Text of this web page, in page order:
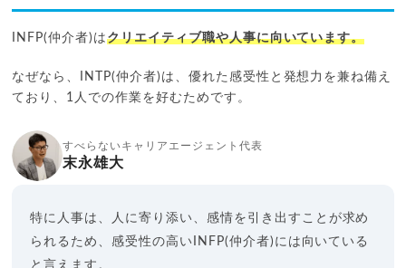
INFP(仲介者)はクリエイティブ職や人事に向いています。
なぜなら、INTP(仲介者)は、優れた感受性と発想力を兼ね備え
ており、1人での作業を好むためです。
すべらないキャリアエージェント代表
末永雄大
特に人事は、人に寄り添い、感情を引き出すことが求め
られるため、感受性の高いINFP(仲介者)には向いている
と言えます。